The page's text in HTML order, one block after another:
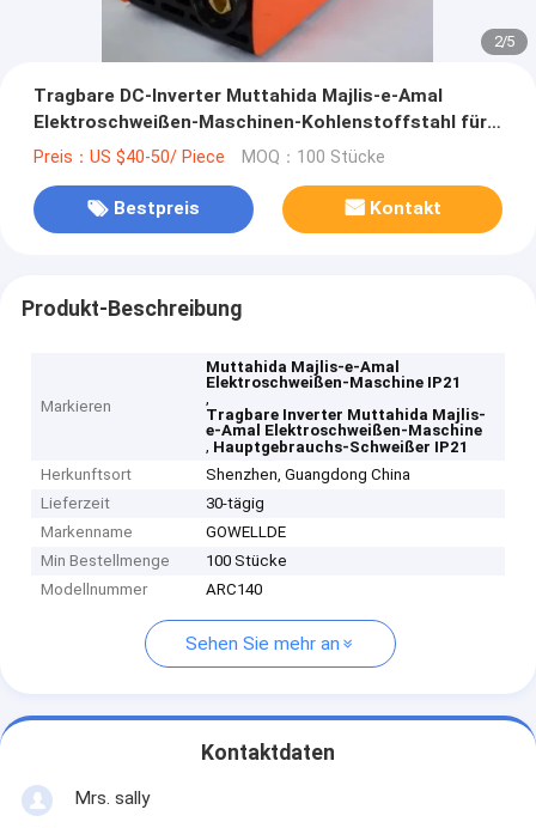
2/5
Tragbare DC-Inverter Muttahida Majlis-e-Amal
Elektroschweißen-Maschinen-Kohlenstoffstahl für
Hauptgebrauch
Preis：US $40-50/ Piece MOQ：100 Stücke
Bestpreis Kontakt
Produkt-Beschreibung
Markieren
Muttahida Majlis-e-Amal
Elektroschweißen-Maschine IP21
,
Tragbare Inverter Muttahida Majlis-
e-Amal Elektroschweißen-Maschine
, Hauptgebrauchs-Schweißer IP21
Herkunftsort
Shenzhen, Guangdong China
Lieferzeit
30-tägig
Markenname
GOWELLDE
Min Bestellmenge
100 Stücke
Modellnummer
ARC140
Sehen Sie mehr an
Kontaktdaten
Mrs. sally